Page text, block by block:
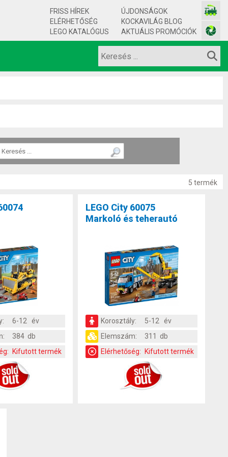
FRISS HÍREK
ELÉRHETŐSÉG
LEGO KATALÓGUS
ÚJDONSÁGOK
KOCKAVILÁG BLOG
AKTUÁLIS PROMÓCIÓK
5 termék
6-12 év
384 db
Kifutott termék
LEGO City 60075
Markoló és teherautó
Korosztály:
5-12 év
Elemszám:
311 db
Elérhetőség:
Kifutott termék